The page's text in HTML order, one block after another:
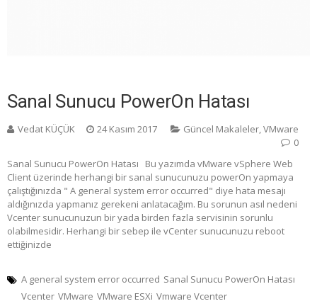
Sanal Sunucu PowerOn Hatası
Vedat KÜÇÜK 24 Kasım 2017 Güncel Makaleler,VMware
0
Sanal Sunucu PowerOn Hatası Bu yazımda vMware vSphere Web
Client üzerinde herhangi bir sanal sunucunuzu powerOn yapmaya
çalıştığınızda " A general system error occurred" diye hata mesajı
aldığınızda yapmanız gerekeni anlatacağım. Bu sorunun asıl nedeni
Vcenter sunucunuzun bir yada birden fazla servisinin sorunlu
olabilmesidir. Herhangi bir sebep ile vCenter sunucunuzu reboot
ettiğinizde
A general system error occurred Sanal Sunucu PowerOn Hatası
Vcenter VMware VMware ESXi Vmware Vcenter